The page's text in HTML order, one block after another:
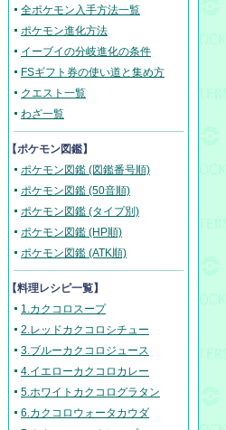
全ポケモン入手方法一覧
ポケモン進化方法
イーブイの分岐進化の条件
FSギフト券の使い道と集め方
クエスト一覧
わざ一覧
【ポケモン図鑑】
ポケモン図鑑 (図鑑番号順)
ポケモン図鑑 (50音順)
ポケモン図鑑 (タイプ別)
ポケモン図鑑 (HP順)
ポケモン図鑑 (ATK順)
【料理レシピ一覧】
1.カクコロスープ
2.レッドカクコロシチュー
3.ブルーカクコロジュース
4.イエローカクコロカレー
5.ホワイトカクコログラタン
6.カクコロウォータカウダ